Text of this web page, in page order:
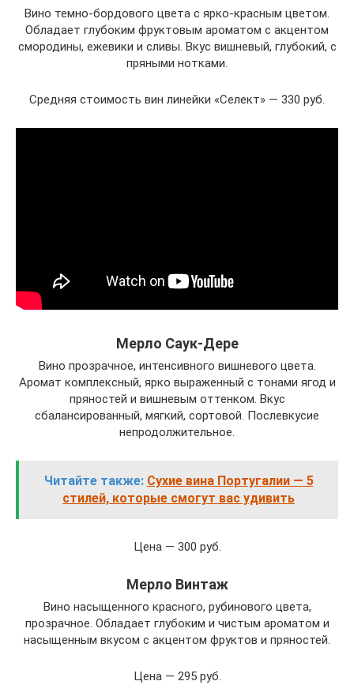
Вино темно-бордового цвета с ярко-красным цветом.
Обладает глубоким фруктовым ароматом с акцентом
смородины, ежевики и сливы. Вкус вишневый, глубокий, с
пряными нотками.
Средняя стоимость вин линейки «Селект» — 330 руб.
Мерло Саук-Дере
Вино прозрачное, интенсивного вишневого цвета.
Аромат комплексный, ярко выраженный с тонами ягод и
пряностей и вишневым оттенком. Вкус
сбалансированный, мягкий, сортовой. Послевкусие
непродолжительное.
Читайте также: Сухие вина Португалии — 5
стилей, которые смогут вас удивить
Цена — 300 руб.
Мерло Винтаж
Вино насыщенного красного, рубинового цвета,
прозрачное. Обладает глубоким и чистым ароматом и
насыщенным вкусом с акцентом фруктов и пряностей.
Цена — 295 руб.